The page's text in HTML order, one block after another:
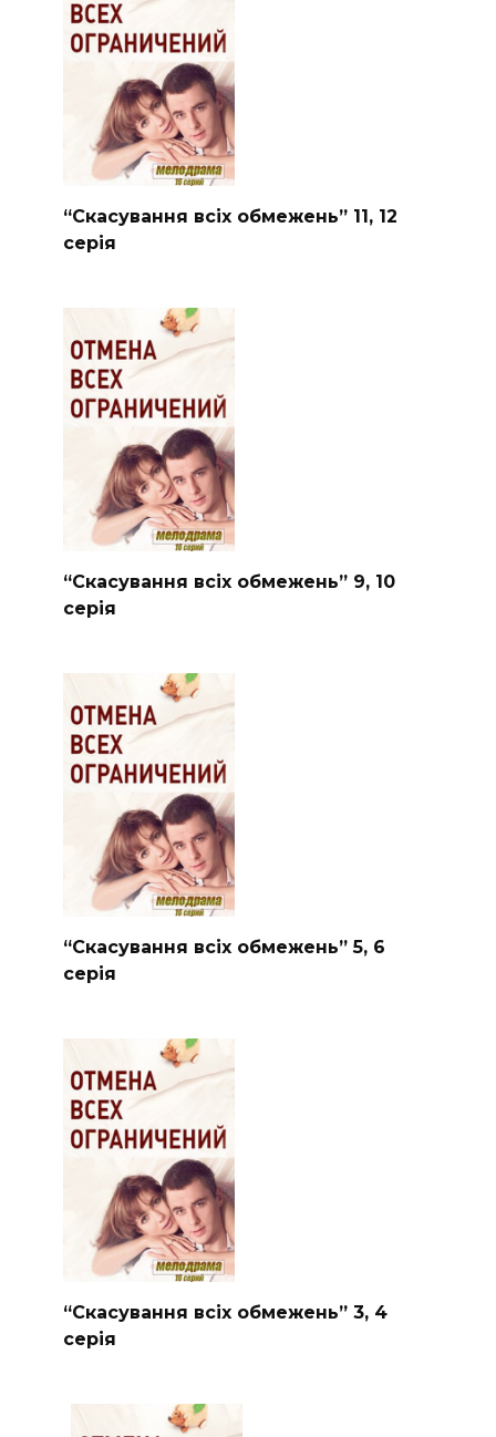
“Скасування всіх обмежень” 11, 12
серія
“Скасування всіх обмежень” 9, 10
серія
“Скасування всіх обмежень” 5, 6
серія
“Скасування всіх обмежень” 3, 4
серія